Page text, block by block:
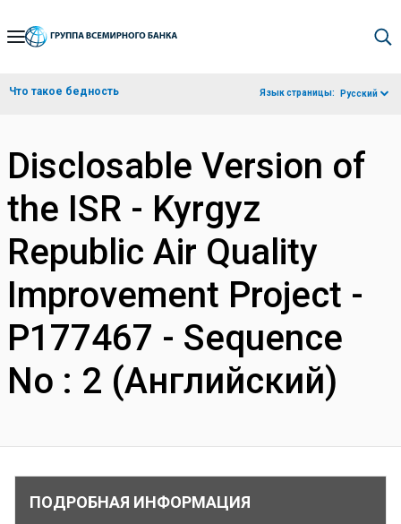
Skip
Navigation
Что такое бедность Язык страницы: Русский
Disclosable Version of
the ISR - Kyrgyz
Republic Air Quality
Improvement Project -
P177467 - Sequence
No : 2 (Английский)
ПОДРОБНАЯ ИНФОРМАЦИЯ